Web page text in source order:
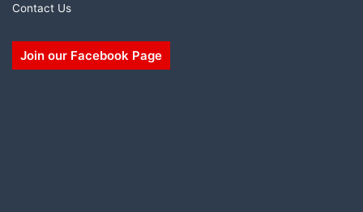
Contact Us
Join our Facebook Page